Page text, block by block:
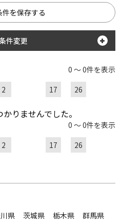
0 ～ 0件を表示
2 17 26
りませんでした。
0 ～ 0件を表示
2 17 26
件を保存する
件変更
契約社員
県 茨城県 栃木県
群馬県